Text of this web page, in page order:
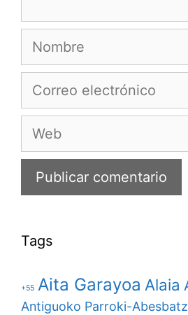
Nombre
Correo
Web
Tags
+55 Aita Garayoa Alaia
Antiguoko Parroki-